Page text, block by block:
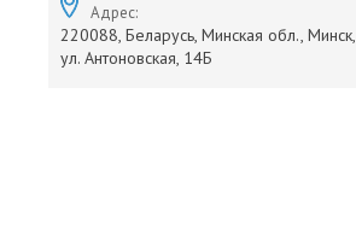
Адрес:
220088, Беларусь, Минская обл., Минск,
ул. Антоновская, 14Б